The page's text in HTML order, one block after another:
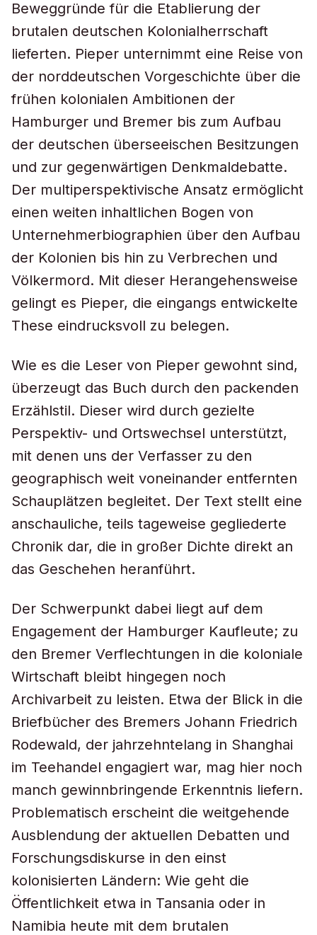
Beweggründe für die Etablierung der
brutalen deutschen Kolonialherrschaft
lieferten. Pieper unternimmt eine Reise von
der norddeutschen Vorgeschichte über die
frühen kolonialen Ambitionen der
Hamburger und Bremer bis zum Aufbau
der deutschen überseeischen Besitzungen
und zur gegenwärtigen Denkmaldebatte.
Der multiperspektivische Ansatz ermöglicht
einen weiten inhaltlichen Bogen von
Unternehmerbiographien über den Aufbau
der Kolonien bis hin zu Verbrechen und
Völkermord. Mit dieser Herangehensweise
gelingt es Pieper, die eingangs entwickelte
These eindrucksvoll zu belegen.
Wie es die Leser von Pieper gewohnt sind,
überzeugt das Buch durch den packenden
Erzählstil. Dieser wird durch gezielte
Perspektiv- und Ortswechsel unterstützt,
mit denen uns der Verfasser zu den
geographisch weit voneinander entfernten
Schauplätzen begleitet. Der Text stellt eine
anschauliche, teils tageweise gegliederte
Chronik dar, die in großer Dichte direkt an
das Geschehen heranführt.
Der Schwerpunkt dabei liegt auf dem
Engagement der Hamburger Kaufleute; zu
den Bremer Verflechtungen in die koloniale
Wirtschaft bleibt hingegen noch
Archivarbeit zu leisten. Etwa der Blick in die
Briefbücher des Bremers Johann Friedrich
Rodewald, der jahrzehntelang in Shanghai
im Teehandel engagiert war, mag hier noch
manch gewinnbringende Erkenntnis liefern.
Problematisch erscheint die weitgehende
Ausblendung der aktuellen Debatten und
Forschungsdiskurse in den einst
kolonisierten Ländern: Wie geht die
Öffentlichkeit etwa in Tansania oder in
Namibia heute mit dem brutalen